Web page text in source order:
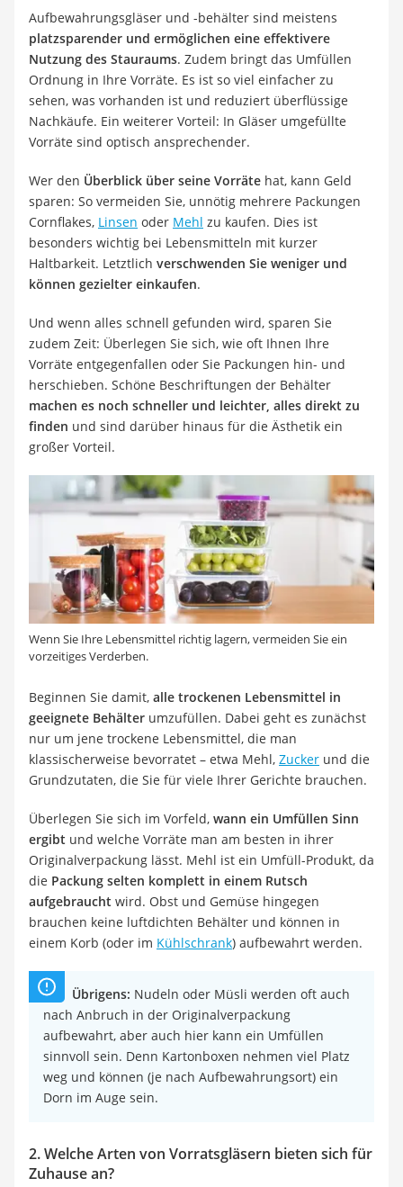
Aufbewahrungsgläser und -behälter sind meistens
platzsparender und ermöglichen eine effektivere
Nutzung des Stauraums. Zudem bringt das Umfüllen
Ordnung in Ihre Vorräte. Es ist so viel einfacher zu
sehen, was vorhanden ist und reduziert überflüssige
Nachkäufe. Ein weiterer Vorteil: In Gläser umgefüllte
Vorräte sind optisch ansprechender.
Wer den Überblick über seine Vorräte hat, kann Geld
sparen: So vermeiden Sie, unnötig mehrere Packungen
Cornflakes, Linsen oder Mehl zu kaufen. Dies ist
besonders wichtig bei Lebensmitteln mit kurzer
Haltbarkeit. Letztlich verschwenden Sie weniger und
können gezielter einkaufen.
Und wenn alles schnell gefunden wird, sparen Sie
zudem Zeit: Überlegen Sie sich, wie oft Ihnen Ihre
Vorräte entgegenfallen oder Sie Packungen hin- und
herschieben. Schöne Beschriftungen der Behälter
machen es noch schneller und leichter, alles direkt zu
finden und sind darüber hinaus für die Ästhetik ein
großer Vorteil.
Wenn Sie Ihre Lebensmittel richtig lagern, vermeiden Sie ein
vorzeitiges Verderben.
Beginnen Sie damit, alle trockenen Lebensmittel in
geeignete Behälter umzufüllen. Dabei geht es zunächst
nur um jene trockene Lebensmittel, die man
klassischerweise bevorratet – etwa Mehl, Zucker und die
Grundzutaten, die Sie für viele Ihrer Gerichte brauchen.
Überlegen Sie sich im Vorfeld, wann ein Umfüllen Sinn
ergibt und welche Vorräte man am besten in ihrer
Originalverpackung lässt. Mehl ist ein Umfüll-Produkt, da
die Packung selten komplett in einem Rutsch
aufgebraucht wird. Obst und Gemüse hingegen
brauchen keine luftdichten Behälter und können in
einem Korb (oder im Kühlschrank) aufbewahrt werden.
Übrigens: Nudeln oder Müsli werden oft auch
nach Anbruch in der Originalverpackung
aufbewahrt, aber auch hier kann ein Umfüllen
sinnvoll sein. Denn Kartonboxen nehmen viel Platz
weg und können (je nach Aufbewahrungsort) ein
Dorn im Auge sein.
2. Welche Arten von Vorratsgläsern bieten sich für
Zuhause an?